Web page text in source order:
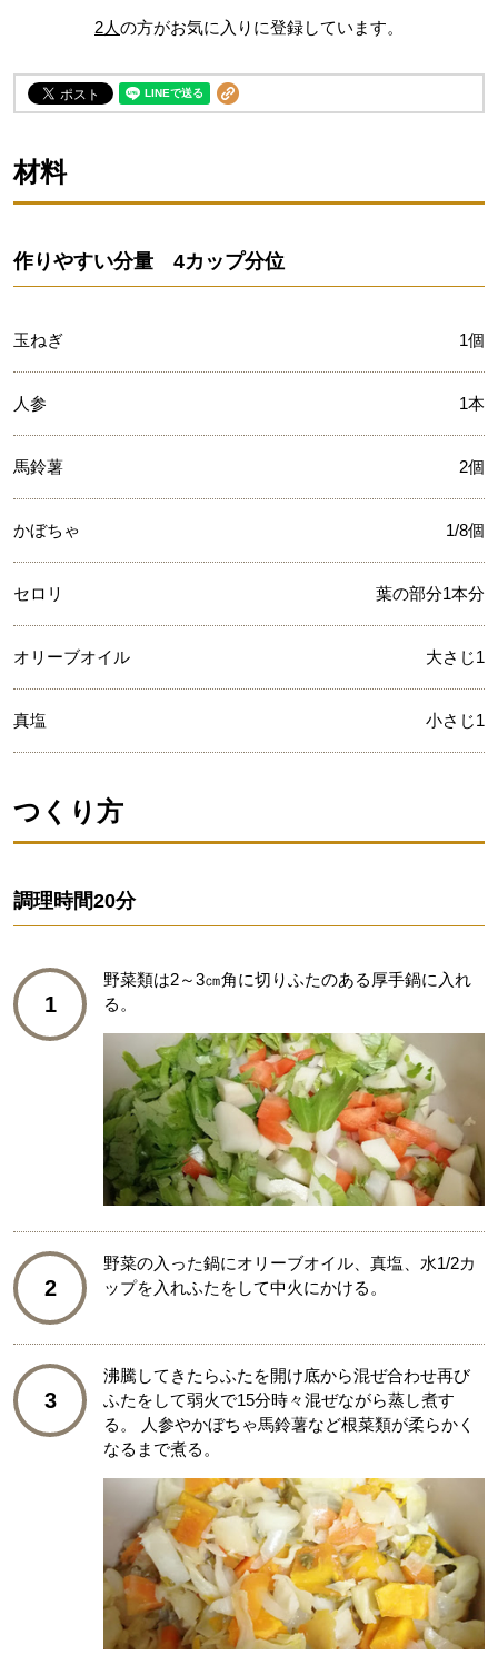
2人の方がお気に入りに登録しています。
材料
作りやすい分量 4カップ分位
玉ねぎ 1個
人参 1本
馬鈴薯 2個
かぼちゃ 1/8個
セロリ 葉の部分1本分
オリーブオイル 大さじ1
真塩 小さじ1
つくり方
調理時間20分
1
野菜類は2～3㎝角に切りふたのある厚手鍋に入れ
る。
2
野菜の入った鍋にオリーブオイル、真塩、水1/2カ
ップを入れふたをして中火にかける。
3
沸騰してきたらふたを開け底から混ぜ合わせ再び
ふたをして弱火で15分時々混ぜながら蒸し煮す
る。 人参やかぼちゃ馬鈴薯など根菜類が柔らかく
なるまで煮る。